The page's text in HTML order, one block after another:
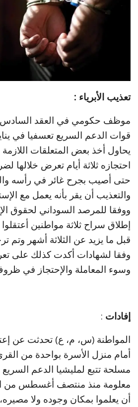
تعذيب الأبرياء :
موظف حكومي في العقد السادس
قوات الدعم السريع تعسفيا في
يحاول أخذ بعض المتعلقات
احتجازه ثلاثة أيام تعرض خلالها
حتى أصيب بجرح غائر في رأسه
والتعذيب أن يقر بأنه يعمل مع
ووفقا للمرصد السوداني لحقوق
إطلاق سراح ثلاثة مواطنين
قبل ما يزيد عن الثلاثة أشهر وتم
وفقا لشهادات أكدت كذلك على
وسوء المعاملة والإحتجاز في
إفادات :
المواطنة (س، م، ع) تحدثت عن
أمام منزل الأسرة بواحدة من
مسلحة تتبع لمليشيا الدعم السريع
معلومة منذ منتصف أغسطس من
أن يعلموا بمكان وجوده ولا